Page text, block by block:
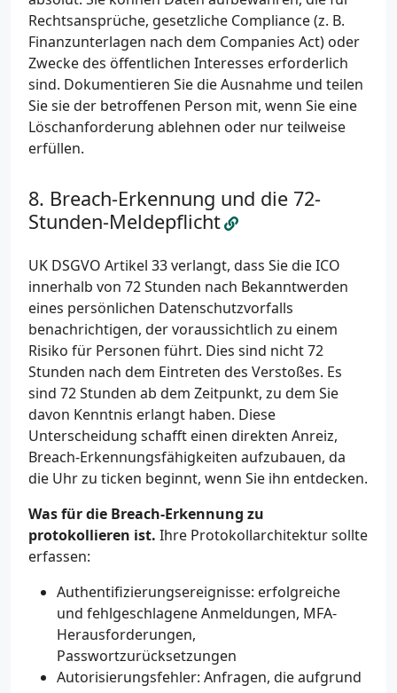
Rechtsansprüche, gesetzliche Compliance (z. B.
Finanzunterlagen nach dem Companies Act) oder
Zwecke des öffentlichen Interesses erforderlich
sind. Dokumentieren Sie die Ausnahme und teilen
Sie sie der betroffenen Person mit, wenn Sie eine
Löschanforderung ablehnen oder nur teilweise
erfüllen.
Breach-Erkennung und die 72-
Stunden-Meldepflicht
UK DSGVO Artikel 33 verlangt, dass Sie die ICO
innerhalb von 72 Stunden nach Bekanntwerden
eines persönlichen Datenschutzvorfalls
benachrichtigen, der voraussichtlich zu einem
Risiko für Personen führt. Dies sind nicht 72
Stunden nach dem Eintreten des Verstoßes. Es
sind 72 Stunden ab dem Zeitpunkt, zu dem Sie
davon Kenntnis erlangt haben. Diese
Unterscheidung schafft einen direkten Anreiz,
Breach-Erkennungsfähigkeiten aufzubauen, da
die Uhr zu ticken beginnt, wenn Sie ihn entdecken.
Was für die Breach-Erkennung zu
protokollieren ist. Ihre Protokollarchitektur sollte
erfassen:
Authentifizierungsereignisse: erfolgreiche
und fehlgeschlagene Anmeldungen, MFA-
Herausforderungen,
Passwortzurücksetzungen
Autorisierungsfehler: Anfragen, die aufgrund